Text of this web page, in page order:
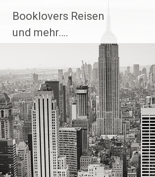
Inhalt
springen
Booklovers Reisen
und mehr….